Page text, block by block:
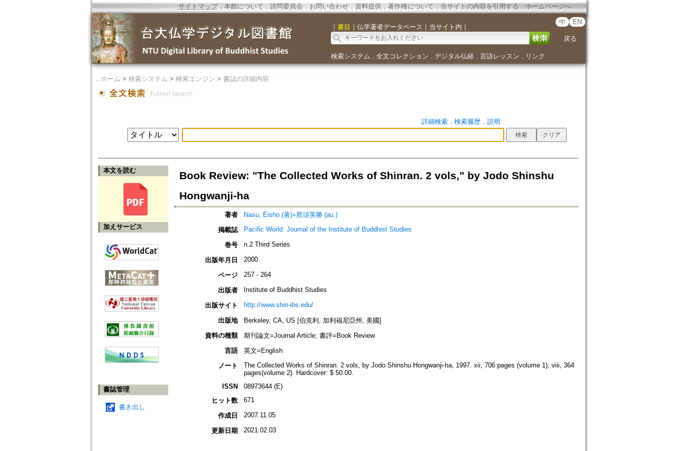
サイトマップ．本館について ． 諮問委員会． お問い合わせ． 資料提供． 著作権について．当サイトの内容を引用する ． ホームページへ
｜ 書目 ｜ 仏学著者データベース ｜ 当サイト内 ｜
中 EN
戻る
検索システム ． 全文コレクション ． デジタル仏経． 言語レッスン ． リンク
． ホーム > 検索システム > 検索エンジン > 書誌の詳細内容
詳細検索． 検索履歴． 説明
本文を読む
加えサービス
書誌管理
書き出し
Book Review: "The Collected Works of Shinran. 2 vols," by Jodo Shinshu
Hongwanji-ha
著者
Nasu, Eisho (著)=那須英勝 (au.)
掲載誌
Pacific World: Journal of the Institute of Buddhist Studies
巻号 n.2 Third Series
出版年月日 2000
ページ 257 - 264
出版者 Institute of Buddhist Studies
出版サイト http://www.shin-ibs.edu/
出版地
Berkeley, CA, US [伯克利, 加利福尼亞州, 美國]
資料の種類
期刊論文=Journal Article; 書評=Book Review
言語
英文=English
ノート
The Collected Works of Shinran. 2 vols, by Jodo Shinshu Hongwanji-ha, 1997. xii, 706 pages (volume 1); viii, 364
pages(volume 2). Hardcover: $ 50.00.
ISSN
08973644 (E)
ヒット数
671
作成日 2007.11.05
更新日期 2021.02.03